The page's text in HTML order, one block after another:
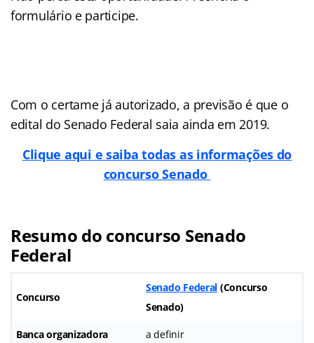
formulário e participe.
Com o certame já autorizado, a previsão é que o
edital do Senado Federal saia ainda em 2019.
Clique aqui e saiba todas as informações do
concurso Senado
Resumo do concurso Senado
Federal
Concurso
Senado Federal (Concurso
Senado)
Banca organizadora a definir